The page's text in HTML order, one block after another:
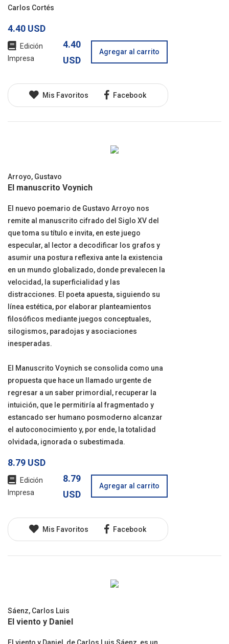
Carlos Cortés
4.40 USD
Edición
Impresa
4.40
USD
Agregar al carrito
Mis Favoritos Facebook
Arroyo, Gustavo
El manuscrito Voynich
El nuevo poemario de Gustavo Arroyo nos
remite al manuscrito cifrado del Siglo XV del
que toma su título e invita, en este juego
especular, al lector a decodificar los grafos y
asumir una postura reflexiva ante la existencia
en un mundo globalizado, donde prevalecen la
velocidad, la superficialidad y las
distracciones. El poeta apuesta, siguiendo su
línea estética, por elaborar planteamientos
filosóficos mediante juegos conceptuales,
silogismos, paradojas y asociaciones
inesperadas.
El Manuscrito Voynich se consolida como una
propuesta que hace un llamado urgente de
regresar a un saber primordial, recuperar la
intuición, que le permitiría al fragmentado y
estancado ser humano posmoderno alcanzar
el autoconocimiento y, por ende, la totalidad
olvidada, ignorada o subestimada.
8.79 USD
Edición
Impresa
8.79
USD
Agregar al carrito
Mis Favoritos Facebook
Sáenz, Carlos Luis
El viento y Daniel